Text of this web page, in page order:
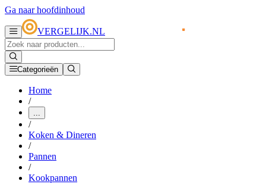
Ga naar hoofdinhoud
VERGELIJK.NL
Categorieën
Home
/
...
/
Koken & Dineren
/
Pannen
/
Kookpannen